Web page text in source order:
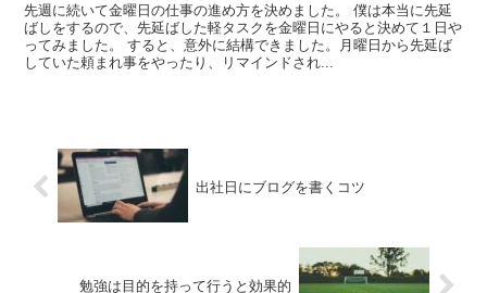
先週に続いて金曜日の仕事の進め方を決めました。 僕は本当に先延
ばしをするので、先延ばした軽タスクを金曜日にやると決めて１日や
ってみました。 すると、意外に結構できました。月曜日から先延ば
していた頼まれ事をやったり、リマインドされ...
出社日にブログを書くコツ
勉強は目的を持って行うと効果的